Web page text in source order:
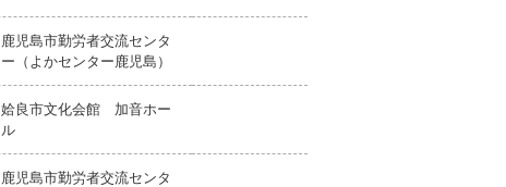
鹿児島市勤労者交流センタ
ー（よかセンター鹿児島）
姶良市文化会館 加音ホー
ル
鹿児島市勤労者交流センタ